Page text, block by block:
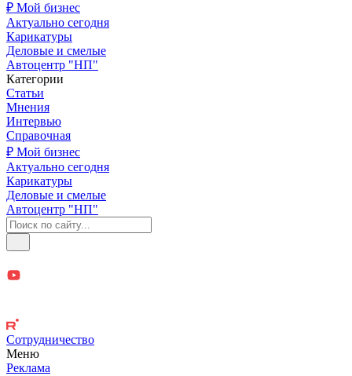
₽ Мой бизнес
Актуально сегодня
Карикатуры
Деловые и смелые
Автоцентр "НП"
Категории
Статьи
Мнения
Интервью
Справочная
₽ Мой бизнес
Актуально сегодня
Карикатуры
Деловые и смелые
Автоцентр "НП"
Сотрудничество
Меню
Реклама